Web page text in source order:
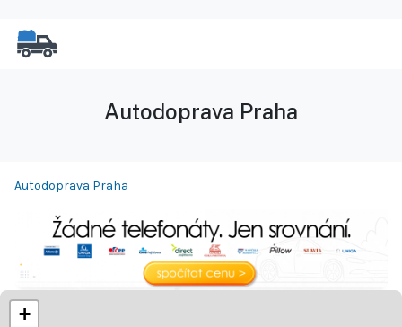
Autodoprava Praha
Autodoprava Praha
+